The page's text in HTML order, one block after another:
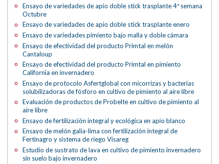
Ensayo de variedades de apio doble stick trasplante 4ª semana
Octubre
Ensayo de variedades de apio doble stick trasplante enero
Ensayo de variedades pimiento bajo malla y doble cámara
Ensayo de efectividad del producto Primtal en melón
Cantaloup
Ensayo de efectividad del producto Primtal en pimiento
California en invernadero
Ensayo de protocolo Asfertglobal con micorrizas y bacterias
solubilizadoras de fósforo en cultivo de pimiento al aire libre
Evaluación de productos de Probelte en cultivo de pimiento al
aire libre
Ensayo de fertilización integral y ecológica en apio blanco
Ensayo de melón galia-lima con fertilización integral de
Fertinagro y sistema de riego Visareg
Estudio de sustrato de lava en cultivo de pimiento invernadero
sin suelo bajo invernadero